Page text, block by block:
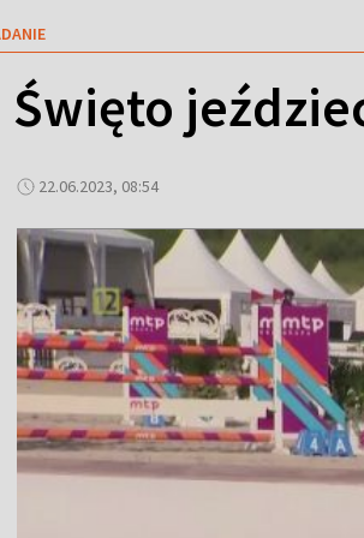
Święto
22.06.2023, 08:54